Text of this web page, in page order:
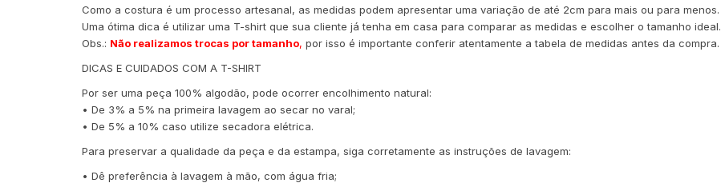
Como a costura é um processo artesanal, as medidas podem apresentar uma variação de até 2cm para mais ou para menos.
Uma ótima dica é utilizar uma T-shirt que sua cliente já tenha em casa para comparar as medidas e escolher o tamanho ideal.
Obs.: Não realizamos trocas por tamanho, por isso é importante conferir atentamente a tabela de medidas antes da compra.
DICAS E CUIDADOS COM A T-SHIRT
Por ser uma peça 100% algodão, pode ocorrer encolhimento natural:
• De 3% a 5% na primeira lavagem ao secar no varal;
• De 5% a 10% caso utilize secadora elétrica.
Para preservar a qualidade da peça e da estampa, siga corretamente as instruções de lavagem:
• Dê preferência à lavagem à mão, com água fria;